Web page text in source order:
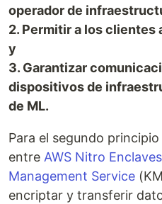
operador de
2. Permitir a los clientes
y
3. Garantizar
dispositivos de
de ML.
Para el segundo
entre AWS Nitro Enclaves
Management Service
encriptar y transferir